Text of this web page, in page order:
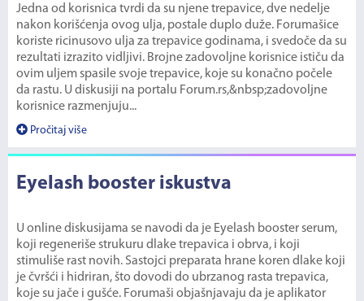
Jedna od korisnica tvrdi da su njene trepavice, dve nedelje
nakon korišćenja ovog ulja, postale duplo duže. Forumašice
koriste ricinusovo ulja za trepavice godinama, i svedoče da su
rezultati izrazito vidljivi. Brojne zadovoljne korisnice ističu da
ovim uljem spasile svoje trepavice, koje su konačno počele
da rastu. U diskusiji na portalu Forum.rs,&nbsp;zadovoljne
korisnice razmenjuju...
Pročitaj više
Eyelash booster iskustva
U online diskusijama se navodi da je Eyelash booster serum,
koji regeneriše strukuru dlake trepavica i obrva, i koji
stimuliše rast novih. Sastojci preparata hrane koren dlake koji
je čvršći i hidriran, što dovodi do ubrzanog rasta trepavica,
koje su jače i gušće. Forumaši objašnjavaju da je aplikator